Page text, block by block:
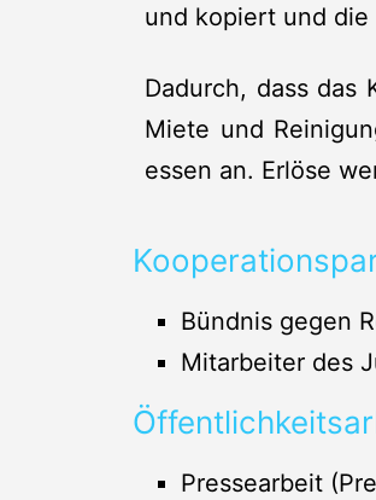
und kopiert und
Dadurch, dass
Miete und
essen an. Erlöse
Bündnis gegen
Mitarbeiter des
Pressearbeit